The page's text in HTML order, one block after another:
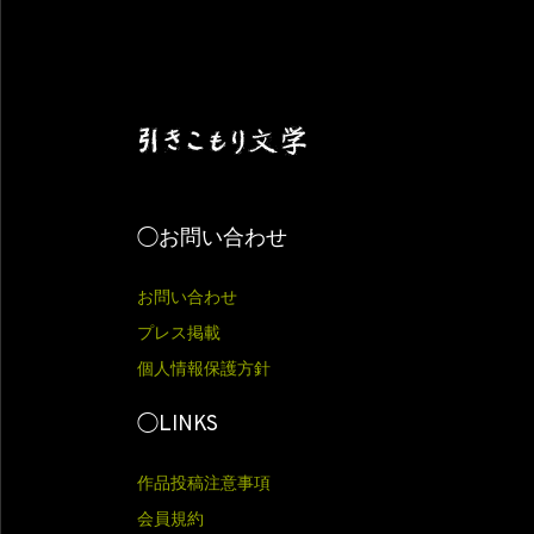
◯お問い合わせ
お問い合わせ
プレス掲載
個人情報保護方針
◯LINKS
作品投稿注意事項
会員規約